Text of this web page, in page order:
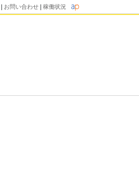
お問い合わせ 稼働状況